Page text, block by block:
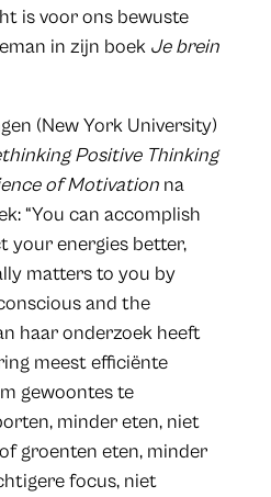
is voor ons bewuste
in zijn boek Je brein
(New York University)
Positive Thinking
of Motivationna
“You can accomplish
your energies better,
matters to you by
and the
haar onderzoek heeft
meest efficiënte
gewoontes te
minder eten, niet
groenten eten, minder
focus, niet